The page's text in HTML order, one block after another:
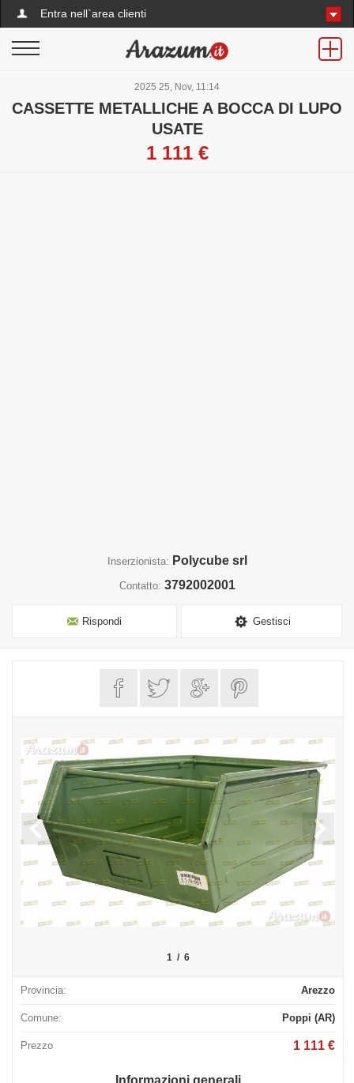
Entra nell`area clienti
2025 25, Nov, 11:14
CASSETTE METALLICHE A BOCCA DI LUPO
USATE
1 111 €
Inserzionista: Polycube srl
Contatto: 3792002001
Rispondi Gestisci
1 / 6
Provincia: Arezzo
Comune: Poppi (AR)
Prezzo 1 111 €
Informazioni generali